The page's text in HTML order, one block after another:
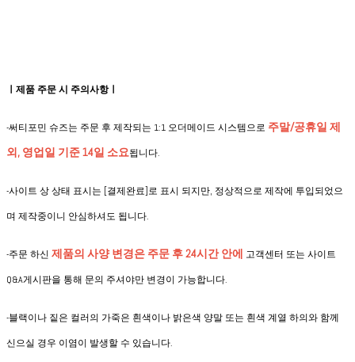
ㅣ제품 주문 시 주의사항ㅣ
-써티포민 슈즈는 주문 후 제작되는 1:1 오더메이드 시스템으로 주말/공휴일 제
외, 영업일 기준 14일 소요됩니다.
-사이트 상 상태 표시는 [결제완료]로 표시 되지만, 정상적으로 제작에 투입되었으
며 제작중이니 안심하셔도 됩니다.
-주문 하신 제품의 사양 변경은 주문 후 24시간 안에 고객센터 또는 사이트
Q&A게시판을 통해 문의 주셔야만 변경이 가능합니다.
-블랙이나 짙은 컬러의 가죽은 흰색이나 밝은색 양말 또는 흰색 계열 하의와 함께
신으실 경우 이염이 발생할 수 있습니다.